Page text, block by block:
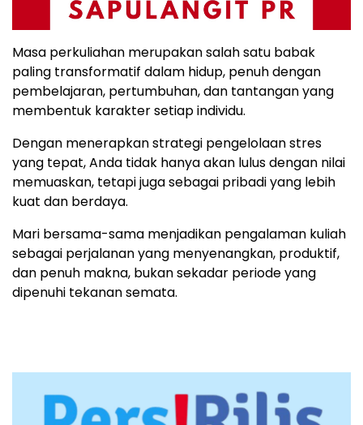
Masa perkuliahan merupakan salah satu babak
paling transformatif dalam hidup, penuh dengan
pembelajaran, pertumbuhan, dan tantangan yang
membentuk karakter setiap individu.
Dengan menerapkan strategi pengelolaan stres
yang tepat, Anda tidak hanya akan lulus dengan nilai
memuaskan, tetapi juga sebagai pribadi yang lebih
kuat dan berdaya.
Mari bersama-sama menjadikan pengalaman kuliah
sebagai perjalanan yang menyenangkan, produktif,
dan penuh makna, bukan sekadar periode yang
dipenuhi tekanan semata.